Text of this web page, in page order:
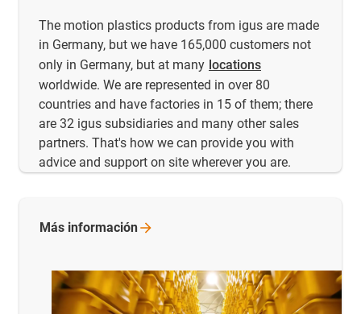
The motion plastics products from igus are made
in Germany, but we have 165,000 customers not
only in Germany, but at many locations
worldwide. We are represented in over 80
countries and have factories in 15 of them; there
are 32 igus subsidiaries and many other sales
partners. That's how we can provide you with
advice and support on site wherever you are.
Más información